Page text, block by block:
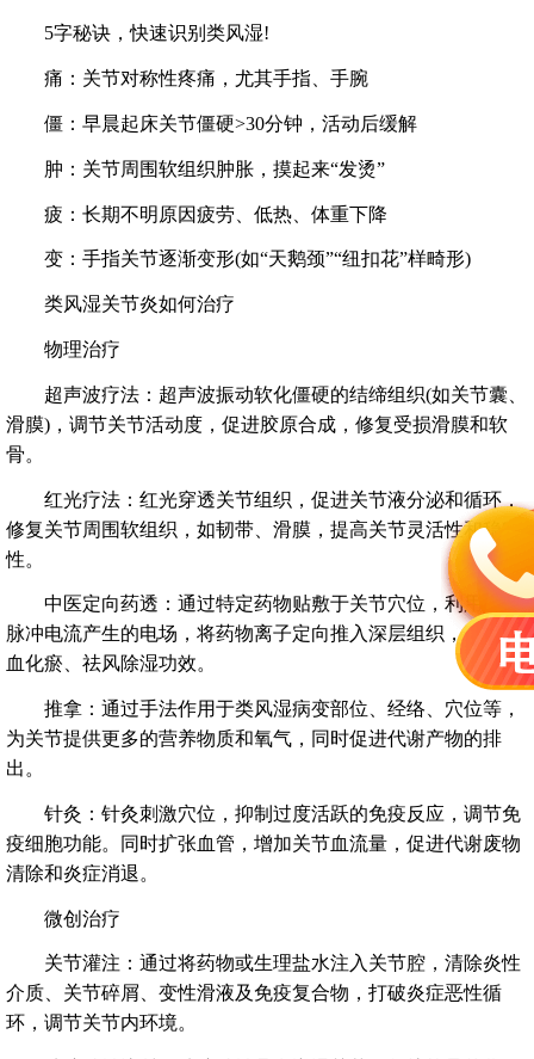
5字秘诀，快速识别类风湿!
痛：关节对称性疼痛，尤其手指、手腕
僵：早晨起床关节僵硬>30分钟，活动后缓解
肿：关节周围软组织肿胀，摸起来“发烫”
疲：长期不明原因疲劳、低热、体重下降
变：手指关节逐渐变形(如“天鹅颈”“纽扣花”样畸形)
类风湿关节炎如何治疗
物理治疗
超声波疗法：超声波振动软化僵硬的结缔组织(如关节囊、
滑膜)，调节关节活动度，促进胶原合成，修复受损滑膜和软
骨。
红光疗法：红光穿透关节组织，促进关节液分泌和循环，
修复关节周围软组织，如韧带、滑膜，提高关节灵活性和稳定
性。
中医定向药透：通过特定药物贴敷于关节穴位，利用中频
脉冲电流产生的电场，将药物离子定向推入深层组织，具有活
血化瘀、祛风除湿功效。
推拿：通过手法作用于类风湿病变部位、经络、穴位等，
为关节提供更多的营养物质和氧气，同时促进代谢产物的排
出。
针灸：针灸刺激穴位，抑制过度活跃的免疫反应，调节免
疫细胞功能。同时扩张血管，增加关节血流量，促进代谢废物
清除和炎症消退。
微创治疗
关节灌注：通过将药物或生理盐水注入关节腔，清除炎性
介质、关节碎屑、变性滑液及免疫复合物，打破炎症恶性循
环，调节关节内环境。